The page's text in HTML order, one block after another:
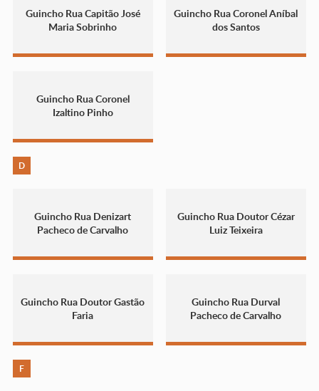
Guincho Rua Capitão José
Maria Sobrinho
Guincho Rua Coronel Aníbal
dos Santos
Guincho Rua Coronel
Izaltino Pinho
D
Guincho Rua Denizart
Pacheco de Carvalho
Guincho Rua Doutor Cézar
Luiz Teixeira
Guincho Rua Doutor Gastão
Faria
Guincho Rua Durval
Pacheco de Carvalho
F